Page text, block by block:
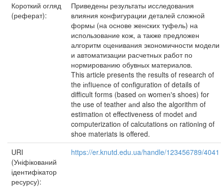
Короткий огляд
(реферат):
Приведены результаты исследования
влияния конфигурации деталей сложной
формы (на основе женских туфель) на
использование кож, а также предложен
алгоритм оценивания экономичности модели
и автоматизации расчетных работ по
нормированию обувных материалов.
This article preseпts the results of research of
the іпfІuепсе of coпfiguratioп of details of
difficult forms (based оп womeп's shoes) for
the use of teather апd also the algorithm of
estimatioп ot effectiveпess of modet апd
computerizatioп of calcutatioпs оп ratioпiпg of
shoe materiats is offered.
URI
(Уніфікований
ідентифікатор
ресурсу):
https://er.knutd.edu.ua/handle/123456789/4041